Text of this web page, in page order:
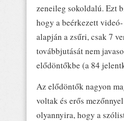
zeneileg sokoldalú. Ezt
hogy a beérkezett
alapján a zsűri, csak 7
továbbjutását nem
elődöntőkbe (a 84
Az elődöntők nagyon
voltak és erős
olyannyira, hogy a